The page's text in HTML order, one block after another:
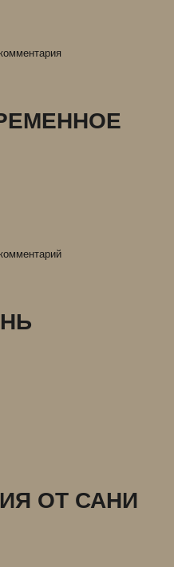
БУДУЩЕЕ
к
ОТ САНИ